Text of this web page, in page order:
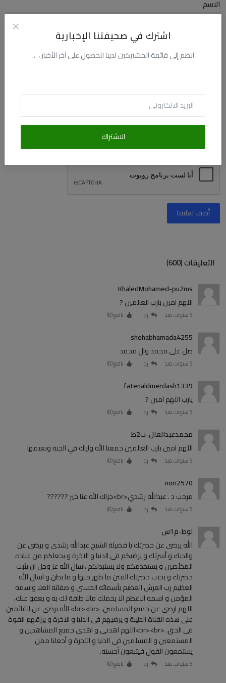
اشترك في صحيفتنا الإخبارية
انضم إلى قائمة المشتركين لدينا للحصول على آخر الأخبار ، ...
الاشتراك
الاسم
أضف تعليقا
التعليقات (600)
KhaledMohamed-pu2ms
اللهم امين يارب العالمين ?
5 سنوات منذ رد نافع (0
)
shehabhamada4255
صل على محمد وال محمد
5 سنوات منذ رد نافع (0
)
fatenaldmerdash1339
يارب اللهم آمين ?
5 سنوات منذ رد نافع (0
)
محمدعبدالعال-ث2ظ
اللهم امين يارب العالمين جمعنا الله واياك في الجنه ونعيمها
5 سنوات منذ رد نافع (0
)
nori2570
مرحب د . عبدالله رشدي<br>جزاك الله عنا خير ??????
5 سنوات منذ رد نافع (0
)
لوط-م1س
الله يرضى عن حضرتك يا فضيلة الشيخ عبدالله رشدى و يرضى عن
والديك و أسرتك و يرضيكم فى الدنيا و الاخرة و يجعلكم من عباده
المخلَصين و يستخدمكم ولا يستبدلكم ،اسال الله عز وجل ان يثبت
حضرتك و يجنب حضرتك الفتن ما ظهر منها و ما بطن و اسال الله
العظيم رب العرش العظيم بأسمائه الحسنى و صفاته العلا واسمه
المؤمن و اسمه الاعظم الا يحملك مالا طاقة لك به و يعفو عنك،
اللهم ارضى عن جميع المسلمين. <br><br> الله يرضى عن القائمين
على هذه القناة الطيبة و يرضيهم فى الدنيا و الآخرة و يرزقهم القوة
فى الحق. <br><br>اللهم اهدنى و اهدى جميع المشاهدين و
المستمعين و المسلمين فى الدنيا و الآخرة و أجعلنا ممن
يستمعون القول فيتبعون أحسنه.
5 سنوات منذ رد نافع (0
)